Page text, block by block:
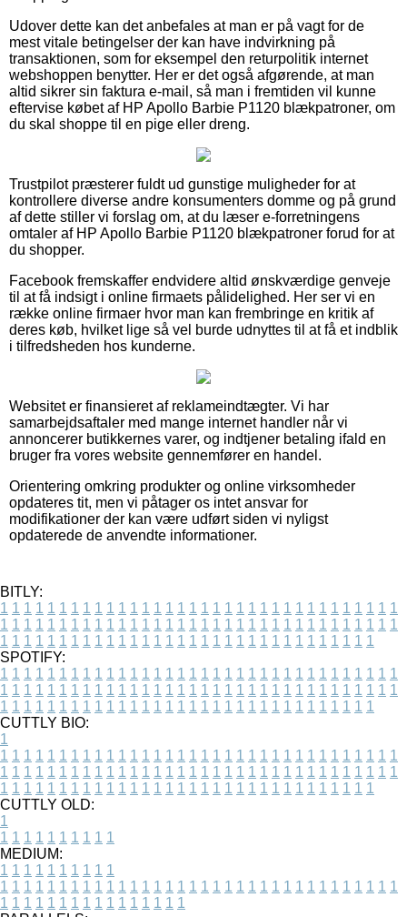
Udover dette kan det anbefales at man er på vagt for de
mest vitale betingelser der kan have indvirkning på
transaktionen, som for eksempel den returpolitik internet
webshoppen benytter. Her er det også afgørende, at man
altid sikrer sin faktura e-mail, så man i fremtiden vil kunne
eftervise købet af HP Apollo Barbie P1120 blækpatroner, om
du skal shoppe til en pige eller dreng.
Trustpilot præsterer fuldt ud gunstige muligheder for at
kontrollere diverse andre konsumenters domme og på grund
af dette stiller vi forslag om, at du læser e-forretningens
omtaler af HP Apollo Barbie P1120 blækpatroner forud for at
du shopper.
Facebook fremskaffer endvidere altid ønskværdige genveje
til at få indsigt i online firmaets pålidelighed. Her ser vi en
række online firmaer hvor man kan frembringe en kritik af
deres køb, hvilket lige så vel burde udnyttes til at få et indblik
i tilfredsheden hos kunderne.
Websitet er finansieret af reklameindtægter. Vi har
samarbejdsaftaler med mange internet handler når vi
annoncerer butikkernes varer, og indtjener betaling ifald en
bruger fra vores website gennemfører en handel.
Orientering omkring produkter og online virksomheder
opdateres tit, men vi påtager os intet ansvar for
modifikationer der kan være udført siden vi nyligst
opdaterede de anvendte informationer.
BITLY:
1 1 1 1 1 1 1 1 1 1 1 1 1 1 1 1 1 1 1 1 1 1 1 1 1 1 1 1 1 1 1 1 1 1
1 1 1 1 1 1 1 1 1 1 1 1 1 1 1 1 1 1 1 1 1 1 1 1 1 1 1 1 1 1 1 1 1 1
1 1 1 1 1 1 1 1 1 1 1 1 1 1 1 1 1 1 1 1 1 1 1 1 1 1 1 1 1 1 1 1
SPOTIFY:
1 1 1 1 1 1 1 1 1 1 1 1 1 1 1 1 1 1 1 1 1 1 1 1 1 1 1 1 1 1 1 1 1 1
1 1 1 1 1 1 1 1 1 1 1 1 1 1 1 1 1 1 1 1 1 1 1 1 1 1 1 1 1 1 1 1 1 1
1 1 1 1 1 1 1 1 1 1 1 1 1 1 1 1 1 1 1 1 1 1 1 1 1 1 1 1 1 1 1 1
CUTTLY BIO:
1
1 1 1 1 1 1 1 1 1 1 1 1 1 1 1 1 1 1 1 1 1 1 1 1 1 1 1 1 1 1 1 1 1 1
1 1 1 1 1 1 1 1 1 1 1 1 1 1 1 1 1 1 1 1 1 1 1 1 1 1 1 1 1 1 1 1 1 1
1 1 1 1 1 1 1 1 1 1 1 1 1 1 1 1 1 1 1 1 1 1 1 1 1 1 1 1 1 1 1 1
CUTTLY OLD:
1
1 1 1 1 1 1 1 1 1 1
MEDIUM:
1 1 1 1 1 1 1 1 1 1
1 1 1 1 1 1 1 1 1 1 1 1 1 1 1 1 1 1 1 1 1 1 1 1 1 1 1 1 1 1 1 1 1 1
1 1 1 1 1 1 1 1 1 1 1 1 1 1 1 1